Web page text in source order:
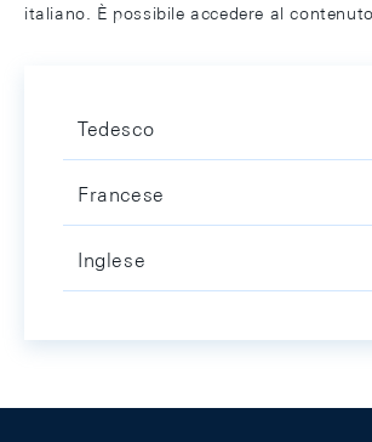
italiano. È possibile accedere al
Tedesco
Francese
Inglese